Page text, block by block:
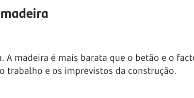
A madeira é mais barata que o betão e o
trabalho e os imprevistos da construção.